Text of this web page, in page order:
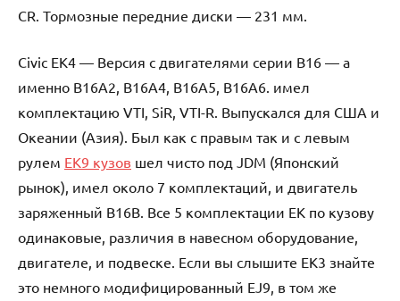
CR. Тормозные передние диски — 231 мм.
Civic EK4 — Версия с двигателями серии B16 — а
именно B16A2, B16A4, B16A5, B16A6. имел
комплектацию VTI, SiR, VTI-R. Выпускался для США и
Океании (Азия). Был как с правым так и с левым
рулем EK9 кузов шел чисто под JDM (Японский
рынок), имел около 7 комплектаций, и двигатель
заряженный B16B. Все 5 комплектации EK по кузову
одинаковые, различия в навесном оборудование,
двигателе, и подвеске. Если вы слышите EK3 знайте
это немного модифицированный EJ9, в том же